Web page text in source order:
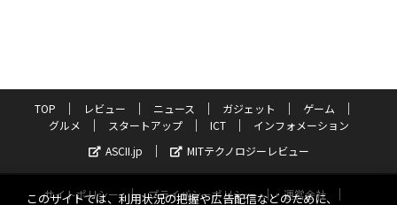
TOP レビュー ニュース ガジェット
ゲーム
グルメ
スタートアップ ICT
インフォメーション
ASCII.jp
MITテクノロジーレビュー
サイトポリシー プライバシーポリシー
運営会社
このサイトでは、利用状況の把握や広告配信などのために、